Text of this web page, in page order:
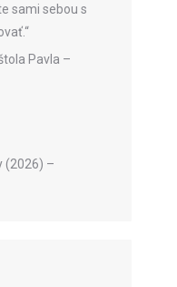
sami sebou s
Pavla –
(2026) –